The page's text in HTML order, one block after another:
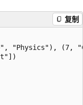
复制
"Physics"), (7,